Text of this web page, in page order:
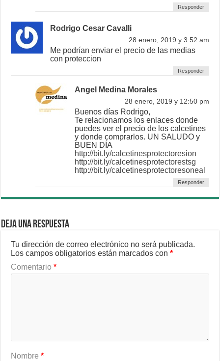
Responder
Rodrigo Cesar Cavalli
28 enero, 2019 y 3:52 am
Me podrían enviar el precio de las medias
con proteccion
Responder
Angel Medina Morales
28 enero, 2019 y 12:50 pm
Buenos días Rodrigo,
Te relacionamos los enlaces donde
puedes ver el precio de los calcetines
y donde comprarlos. UN SALUDO y
BUEN DÍA
http://bit.ly/calcetinesprotectoresion
http://bit.ly/calcetinesprotectorestsg
http://bit.ly/calcetinesprotectoresoneal
Responder
Deja una respuesta
Tu dirección de correo electrónico no será publicada.
Los campos obligatorios están marcados con*
Comentario*
Nombre*